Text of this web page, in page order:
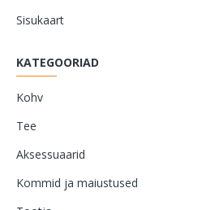
Sisukaart
KATEGOORIAD
Kohv
Tee
Aksessuaarid
Kommid ja maiustused